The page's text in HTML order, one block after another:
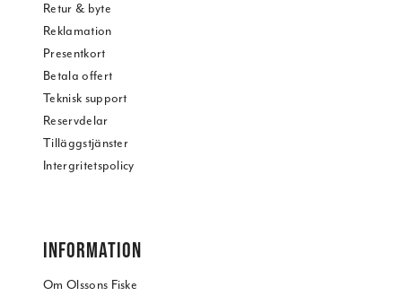
Retur & byte
Reklamation
Presentkort
Betala offert
Teknisk support
Reservdelar
Tilläggstjänster
Intergritetspolicy
INFORMATION
Om Olssons Fiske